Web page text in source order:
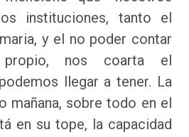
instituciones, tanto el
y el no poder contar
nos coarta el
llegar a tener. La
mañana, sobre todo en el
en su tope, la capacidad